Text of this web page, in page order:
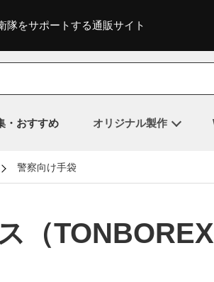
隊をサポートする通販サイト
・おすすめ オリジナル製作
警察向け手袋
（